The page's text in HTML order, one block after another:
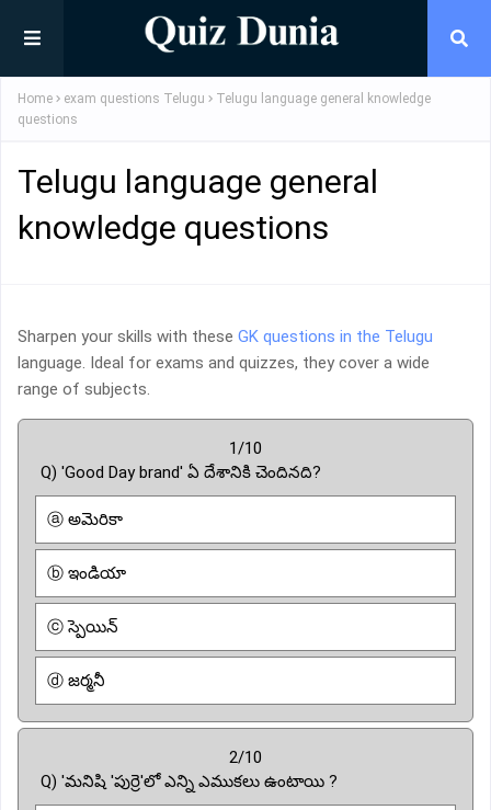
Home exam questions Telugu
Telugu language general knowledge
questions
Telugu language general
knowledge questions
Sharpen your skills with these GK questions in the Telugu
language. Ideal for exams and quizzes, they cover a wide
range of subjects.
1/10
Q) 'Good Day brand' ఏ దేశానికి చెందినది?
ⓐ అమెరికా
ⓑ ఇండియా
ⓒ స్పెయిన్
ⓓ జర్మనీ
2/10
Q) 'మనిషి 'పుర్రె'లో ఎన్ని ఎముకలు ఉంటాయి ?